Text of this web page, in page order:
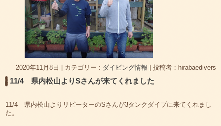
2020年11月8日 カテゴリー : ダイビング情報 投稿者 : hirabaedivers
11/4 県内松山よりSさんが来てくれました
11/4 県内松山よりリピーターのSさんが3タンクダイブに来てくれまし
た。